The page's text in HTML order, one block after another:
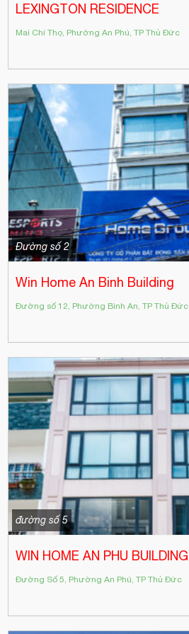
LEXINGTON RESIDENCE
Mai Chí Thọ, Phường An Phú, TP Thủ Đức
Đường số 2
Win Home An Binh Building
Đường số 12, Phường Bình An, TP Thủ Đức
đường số 5
WIN HOME AN PHU BUILDING
Đường Số 5, Phường An Phú, TP Thủ Đức